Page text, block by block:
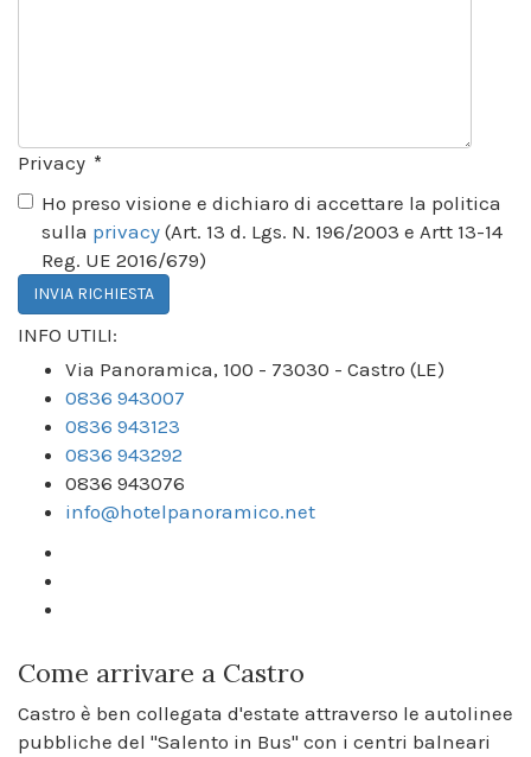
Privacy *
Ho preso visione e dichiaro di accettare la politica
sulla privacy (Art. 13 d. Lgs. N. 196/2003 e Artt 13-14
Reg. UE 2016/679)
INFO UTILI:
Via Panoramica, 100 - 73030 - Castro (LE)
0836 943007
0836 943123
0836 943292
0836 943076
info@hotelpanoramico.net
Come arrivare a Castro
Castro è ben collegata d'estate attraverso le autolinee
pubbliche del "Salento in Bus" con i centri balneari